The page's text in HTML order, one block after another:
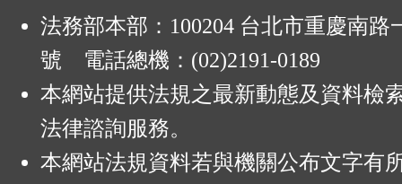
法務部本部：100204 台北市重慶南路
號 電話總機：(02)2191-0189
本網站提供法規之最新動態及資料檢
法律諮詢服務。
本網站法規資料若與機關公布文字有